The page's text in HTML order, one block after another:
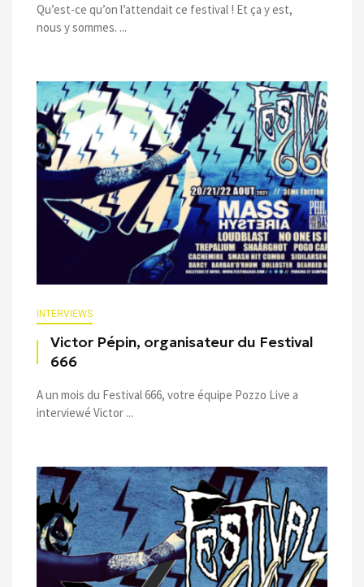
Qu’est-ce qu’on l’attendait ce festival ! Et ça y est,
nous y sommes. ...
INTERVIEWS
Victor Pépin, organisateur du Festival
666
A un mois du Festival 666, votre équipe Pozzo Live a
interviewé Victor ...